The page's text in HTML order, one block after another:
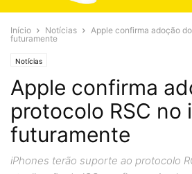
Início Notícias
Apple confirma adoção
futuramente
Notícias
Apple confirma
protocolo RSC no
futuramente
iPhones terão suporte ao protocolo